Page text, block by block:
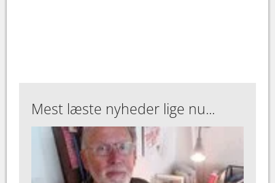
Mest læste nyheder lige nu...